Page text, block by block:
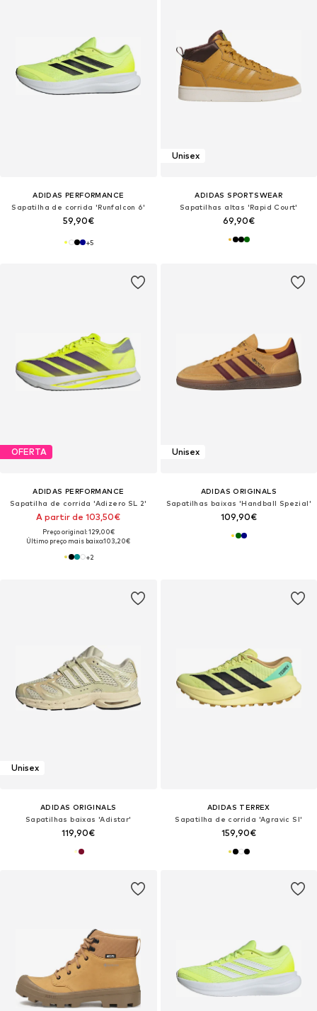
ADIDAS PERFORMANCE
Sapatilha de corrida 'Runfalcon 6'
59,90€
+5
Unisex
ADIDAS SPORTSWEAR
Sapatilhas altas 'Rapid Court'
69,90€
OFERTA
ADIDAS PERFORMANCE
Sapatilha de corrida 'Adizero SL 2'
A partir de 103,50€
Preço original: 129,00€
Último preço mais baixo:103,20€
+2
Unisex
ADIDAS ORIGINALS
Sapatilhas baixas 'Handball Spezial'
109,90€
Unisex
ADIDAS ORIGINALS
Sapatilhas baixas 'Adistar'
119,90€
ADIDAS TERREX
Sapatilha de corrida 'Agravic Sl'
159,90€